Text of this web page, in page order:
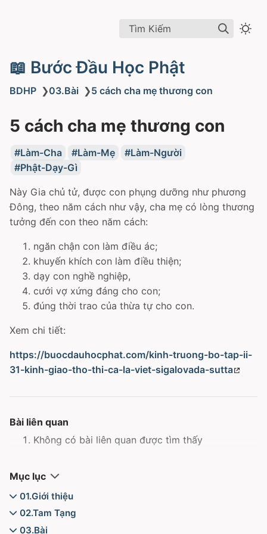
Tìm Kiếm
📖 Bước Đầu Học Phật
BDHP ❯03.Bài ❯5 cách cha mẹ thương con
5 cách cha mẹ thương con
Làm-Cha Làm-Mẹ
Làm-Người
Phật-Dạy-Gì
Này Gia chủ tử, được con phụng dưỡng như phương
Ðông, theo năm cách như vậy, cha mẹ có lòng thương
tưởng đến con theo năm cách:
ngăn chận con làm điều ác;
khuyến khích con làm điều thiện;
dạy con nghề nghiệp,
cưới vợ xứng đáng cho con;
đúng thời trao của thừa tự cho con.
Xem chi tiết:
https://buocdauhocphat.com/kinh-truong-bo-tap-ii-
31-kinh-giao-tho-thi-ca-la-viet-sigalovada-sutta
Bài liên quan
Không có bài liên quan được tìm thấy
Mục lục
01.Giới thiệu
Thư viện
Từ điển - Mục lục
02.Tam Tạng
Tăng Chi Bộ
03.Bài